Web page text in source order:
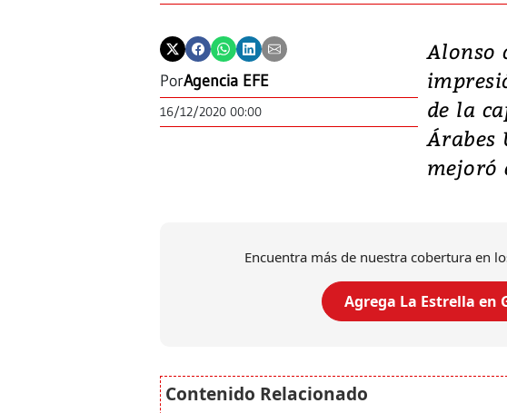
PorAgencia EFE
16/12/2020 00:00
Alonso
de la
Árabes
mejoró
Encuentra más de nuestra cobertura en
Agrega La Estrella en